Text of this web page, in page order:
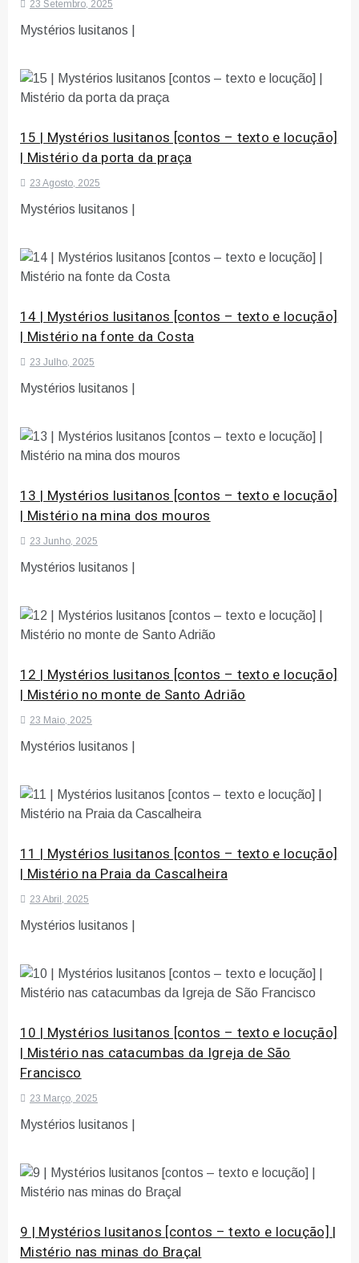
23 Setembro, 2025
Mystérios lusitanos |
15 | Mystérios lusitanos [contos – texto e locução]
| Mistério da porta da praça
23 Agosto, 2025
Mystérios lusitanos |
14 | Mystérios lusitanos [contos – texto e locução]
| Mistério na fonte da Costa
23 Julho, 2025
Mystérios lusitanos |
13 | Mystérios lusitanos [contos – texto e locução]
| Mistério na mina dos mouros
23 Junho, 2025
Mystérios lusitanos |
12 | Mystérios lusitanos [contos – texto e locução]
| Mistério no monte de Santo Adrião
23 Maio, 2025
Mystérios lusitanos |
11 | Mystérios lusitanos [contos – texto e locução]
| Mistério na Praia da Cascalheira
23 Abril, 2025
Mystérios lusitanos |
10 | Mystérios lusitanos [contos – texto e locução]
| Mistério nas catacumbas da Igreja de São
Francisco
23 Março, 2025
Mystérios lusitanos |
9 | Mystérios lusitanos [contos – texto e locução] |
Mistério nas minas do Braçal